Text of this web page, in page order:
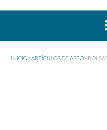
INICIO/ARTÍCULOS DE ASEO/